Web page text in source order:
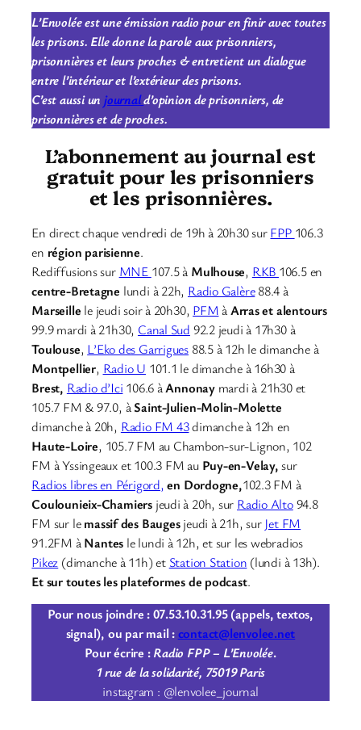
L’Envolée est une émission radio pour en finir avec toutes
les prisons. Elle donne la parole aux prisonniers,
prisonnières et leurs proches & entretient un dialogue
entre l’intérieur et l’extérieur des prisons.
C’est aussi unjournald’opinion de prisonniers, de
prisonnières et de proches.
L’abonnement au journal est
gratuit pour les prisonniers
et les prisonnières.
En direct chaque vendredi de 19h à 20h30 surFPP 106.3
en région parisienne.
Rediffusions sur MNE 107.5 à Mulhouse, RKB 106.5 en
centre-Bretagne lundi à 22h, Radio Galère88.4 à
Marseille le jeudi soir à 20h30, PFMàArras et alentours
99.9 mardi à 21h30, Canal Sud 92.2 jeudi à 17h30 à
Toulouse, L’Eko des Garrigues 88.5 à 12h le dimanche à
Montpellier, Radio U 101.1 le dimanche à 16h30 à
Brest, Radio d’Ici 106.6 àAnnonay mardi à 21h30 et
105.7 FM & 97.0, àSaint-Julien-Molin-Molette
dimanche à 20h, Radio FM 43dimanche à 12h en
Haute-Loire, 105.7 FM au Chambon-sur-Lignon, 102
FM à Yssingeaux et 100.3 FM au Puy-en-Velay,sur
Radios libres en Périgord, en Dordogne,102.3 FM à
Coulounieix-Chamiers jeudi à 20h, sur Radio Alto94.8
FM sur lemassif des Baugesjeudi à 21h, sur Jet FM
91.2FM àNantes le lundi à 12h, et sur les webradios
Pikez (dimanche à 11h) et Station Station (lundi à 13h).
Et sur toutes les plateformes de podcast.
Pour nous joindre : 07.53.10.31.95 (appels, textos,
signal), ou par mail :contact@lenvolee.net
Pour écrire :Radio FPP – L’Envolée.
1 rue de la solidarité, 75019 Paris
instagram : @lenvolee_journal